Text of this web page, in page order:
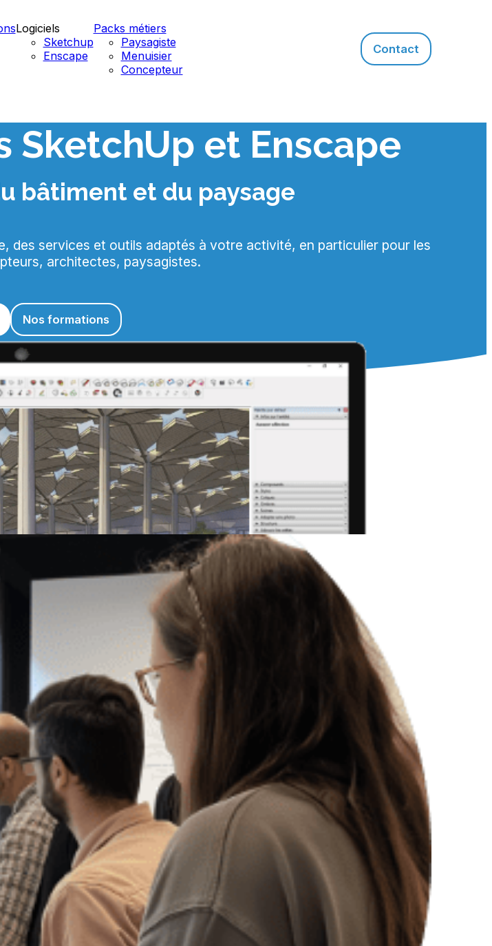
Logiciels
Sketchup
Enscape
Packs métiers
Paysagiste
Menuisier
Concepteur
Contact
SketchUp et Enscape
bâtiment et du paysage
des services et outils adaptés à votre activité, en particulier pour les
architectes, paysagistes.
Nos formations